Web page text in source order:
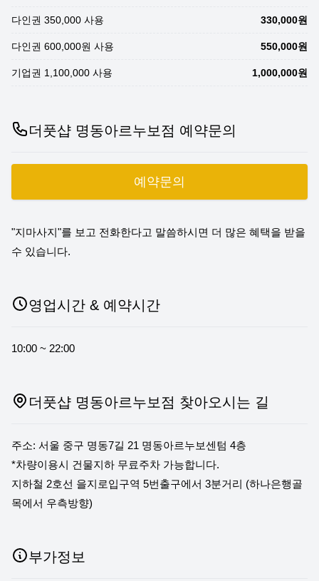
다인권 350,000 사용 330,000원
다인권 600,000원 사용 550,000원
기업권 1,100,000 사용 1,000,000원
더풋샵 명동아르누보점 예약문의
예약문의
"지마사지"를 보고 전화한다고 말씀하시면 더 많은 혜택을 받을
수 있습니다.
영업시간 & 예약시간
10:00 ~ 22:00
더풋샵 명동아르누보점 찾아오시는 길
주소: 서울 중구 명동7길 21 명동아르누보센텀 4층
*차량이용시 건물지하 무료주차 가능합니다.
지하철 2호선 을지로입구역 5번출구에서 3분거리 (하나은행골
목에서 우측방향)
부가정보